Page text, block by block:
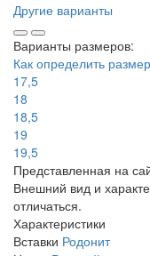
Другие варианты
Варианты размеров:
Как определить
17,5
18
18,5
19
19,5
Представленная на
Внешний вид и
отличаться.
Характеристики
Вставки Родонит